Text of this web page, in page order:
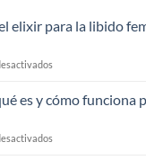
elixir para la libido
el
elixir
la
es y cómo funciona